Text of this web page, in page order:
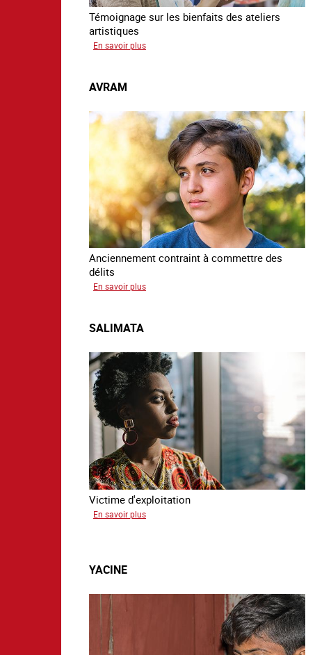
Témoignage sur les bienfaits des ateliers
artistiques
En savoir plus
AVRAM
Anciennement contraint à commettre des
délits
En savoir plus
SALIMATA
Victime d'exploitation
En savoir plus
YACINE